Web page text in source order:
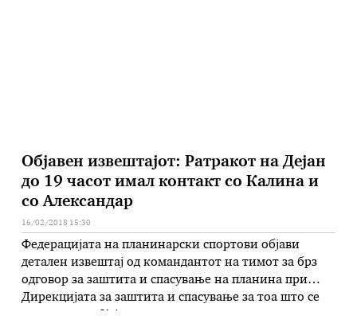
Објавен извештајот: Ратракот на Дејан
до 19 часот имал контакт со Калина и
со Александар
16/02/2018 15:30
Федерацијата на планинарски спортови објави
детален извештај од командантот на тимот за брз
одговор за заштита и спасување на планина при
Дирекцијата за заштита и спасување за тоа што се